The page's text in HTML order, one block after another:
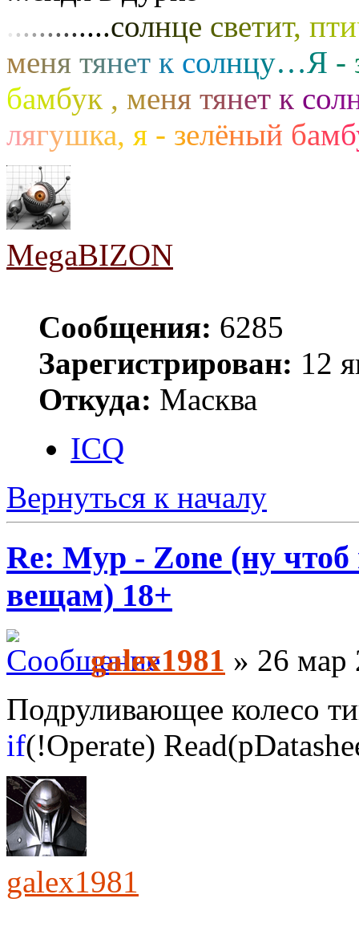
............солнце светит, пти
меня тянет к солнцу…Я -
бамбук , меня тянет к сол
лягушка, я - зелёный бамб
MegaBIZON
Сообщения: 6285
Зарегистрирован: 12
Откуда: Масква
ICQ
Вернуться к началу
Re: Myp - Zone (ну
вещам) 18+
galex1981 » 26 мар
Подруливающее колесо
if(!Operate)
galex1981